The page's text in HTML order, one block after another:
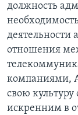
должность
деятельности
отношения
компаниями,
свою культуру
искренним в